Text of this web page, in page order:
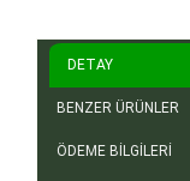
DETAY
BENZER ÜRÜNLER
ÖDEME BİLGİLERİ